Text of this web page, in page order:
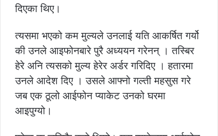
दिएका थिए।
त्यसमा भएको कम मुल्यले उनलाई यति आकर्षित गर्यो
की उनले आइफोनबारे पुरै अध्ययन गरेनन् । तस्बिर
हेरे अनि त्यसको मुल्य हेरेर अर्डर गरिदिए । हतारमा
उनले आदेश दिए । उसले आफ्नो गल्ती महसुस गरे
जब एक ठूलो आईफोन प्याकेट उनको घरमा
आइपुग्यो।